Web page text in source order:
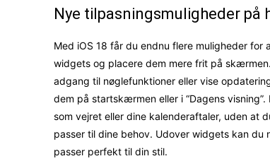
Nye tilpasningsmuligheder på
Med iOS 18 får du endnu flere muligheder
widgets og placere dem mere frit på
adgang til nøglefunktioner eller vise
dem på startskærmen eller i “Dagens
som vejret eller dine kalenderaftaler, uden at
passer til dine behov. Udover widgets kan
passer perfekt til din stil.